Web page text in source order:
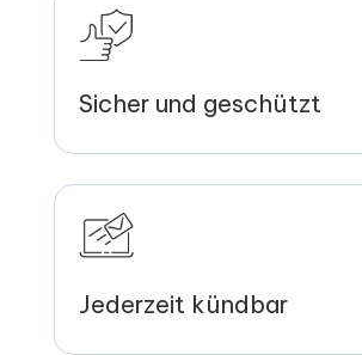
Sicher und geschützt
Jederzeit kündbar